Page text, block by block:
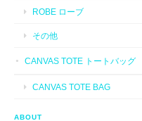
ROBE ローブ
その他
CANVAS TOTE トートバッグ
CANVAS TOTE BAG
ABOUT